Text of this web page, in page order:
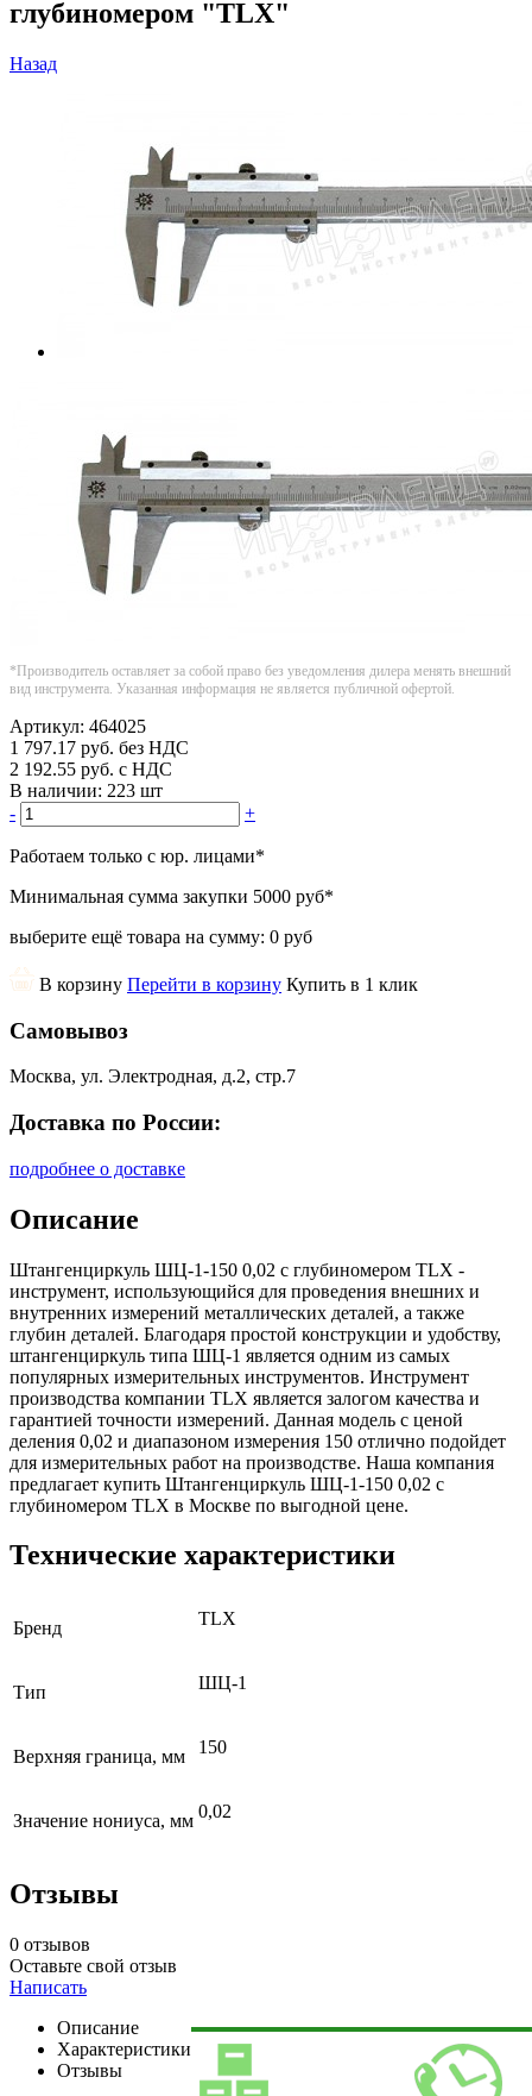
глубиномером "TLX"
Назад
*Производитель оставляет за собой право без уведомления дилера менять внешний
вид инструмента. Указанная информация не является публичной офертой.
Артикул: 464025
1 797.17 руб. без НДС
2 192.55 руб. с НДС
В наличии: 223 шт
-
+
Работаем только с юр. лицами*
Минимальная сумма закупки 5000 руб*
выберите ещё товара на сумму: 0 руб
В корзину Перейти в корзину Купить в 1 клик
Самовывоз
Москва, ул. Электродная, д.2, стр.7
Доставка по России:
подробнее о доставке
Описание
Штангенциркуль ШЦ-1-150 0,02 с глубиномером TLX -
инструмент, использующийся для проведения внешних и
внутренних измерений металлических деталей, а также
глубин деталей. Благодаря простой конструкции и удобству,
штангенциркуль типа ШЦ-1 является одним из самых
популярных измерительных инструментов. Инструмент
производства компании TLX является залогом качества и
гарантией точности измерений. Данная модель с ценой
деления 0,02 и диапазоном измерения 150 отлично подойдет
для измерительных работ на производстве. Наша компания
предлагает купить Штангенциркуль ШЦ-1-150 0,02 с
глубиномером TLX в Москве по выгодной цене.
Технические характеристики
Бренд TLX
Тип ШЦ-1
Верхняя граница, мм 150
Значение нониуса, мм 0,02
Отзывы
0 отзывов
Оставьте свой отзыв
Написать
Описание
Характеристики
Отзывы